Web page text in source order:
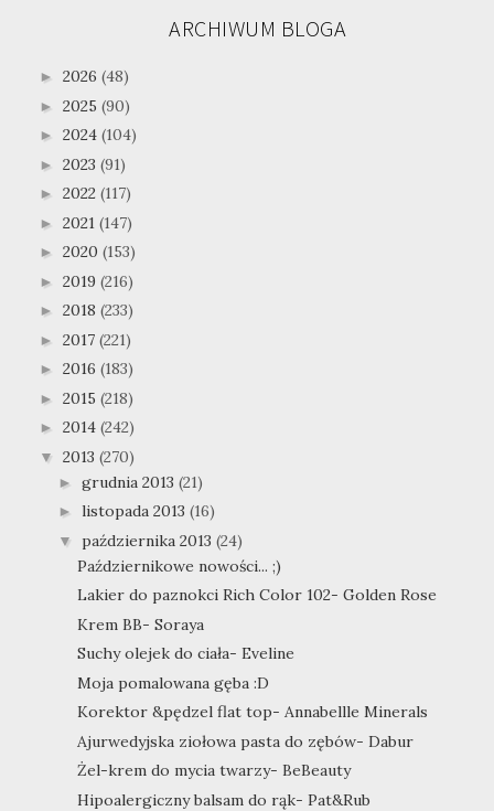
ARCHIWUM BLOGA
► 2026 (48)
► 2025 (90)
► 2024 (104)
► 2023 (91)
► 2022 (117)
► 2021 (147)
► 2020 (153)
► 2019 (216)
► 2018 (233)
► 2017 (221)
► 2016 (183)
► 2015 (218)
► 2014 (242)
▼ 2013 (270)
► grudnia 2013 (21)
► listopada 2013 (16)
▼ października 2013 (24)
Październikowe nowości... ;)
Lakier do paznokci Rich Color 102- Golden Rose
Krem BB- Soraya
Suchy olejek do ciała- Eveline
Moja pomalowana gęba :D
Korektor &pędzel flat top- Annabellle Minerals
Ajurwedyjska ziołowa pasta do zębów- Dabur
Żel-krem do mycia twarzy- BeBeauty
Hipoalergiczny balsam do rąk- Pat&Rub